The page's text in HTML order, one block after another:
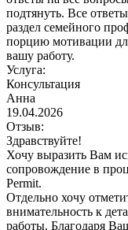
подтянуть. Все
раздел семейного
порцию мотивации
вашу работу.
Услуга:
Консультация
Анна
19.04.2026
Отзыв:
Здравствуйте!
Хочу выразить Вам
сопровождение в
Permit.
Отдельно хочу
внимательность к
работы. Благодаря